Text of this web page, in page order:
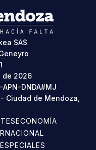
SAS
de 2026
DNDA#MJ
Ciudad de Mendoza,
ECONOMÍA